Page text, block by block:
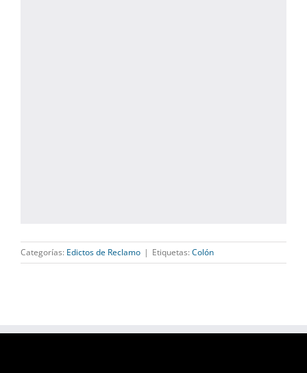
Categorías: Edictos de Reclamo | Etiquetas: Colón